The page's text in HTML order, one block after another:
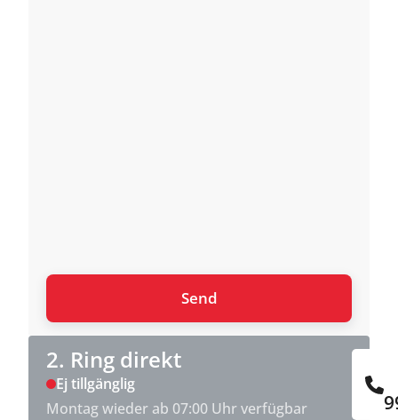
2. Ring direkt
Ej tillgänglig
Montag wieder ab 07:00 Uhr verfügbar